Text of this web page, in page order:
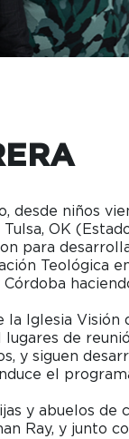
desde niños
OK
para
Teológica
la Iglesia Visión
lugares de
y siguen
el
y abuelos de
Ray, y junto